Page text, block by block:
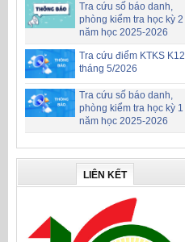
Tra cứu số báo danh,
phòng kiểm tra học kỳ 2
năm học 2025-2026
Tra cứu điểm KTKS K12
tháng 5/2026
Tra cứu số báo danh,
phòng kiểm tra học kỳ 1
năm học 2025-2026
LIÊN KẾT